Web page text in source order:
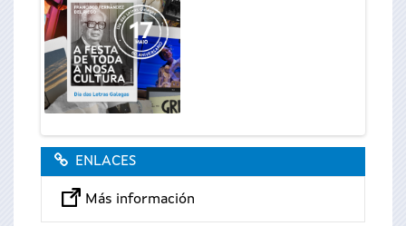
ENLACES
Más información